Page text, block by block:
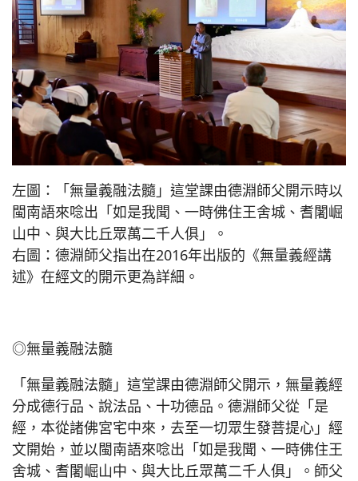
左圖：「無量義融法髓」這堂課由德淵師父開示時以
閩南語來唸出「如是我聞、一時佛住王舍城、耆闍崛
山中、與大比丘眾萬二千人俱」。
右圖：德淵師父指出在2016年出版的《無量義經講
述》在經文的開示更為詳細。
◎無量義融法髓
「無量義融法髓」這堂課由德淵師父開示，無量義經
分成德行品、說法品、十功德品。德淵師父從「是
經，本從諸佛宮宅中來，去至一切眾生發菩提心」經
文開始，並以閩南語來唸出「如是我聞、一時佛住王
舍城、耆闍崛山中、與大比丘眾萬二千人俱」。師父